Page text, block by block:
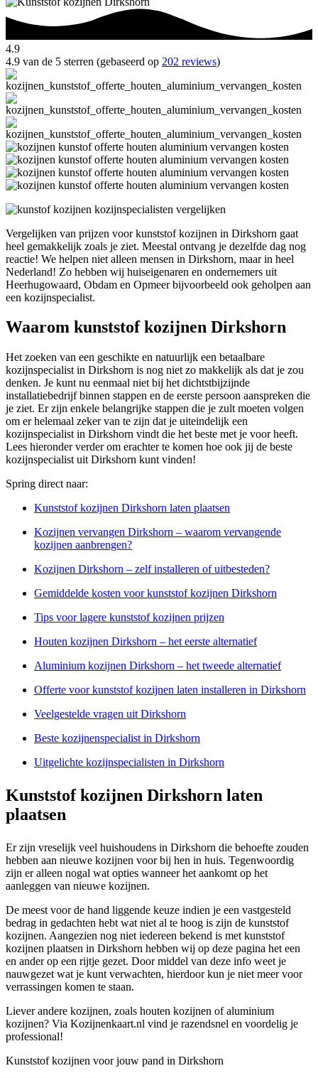
4.9
4.9 van de 5 sterren (gebaseerd op 202 reviews)
Vergelijken van prijzen voor kunststof kozijnen in Dirkshorn gaat
heel gemakkelijk zoals je ziet. Meestal ontvang je dezelfde dag nog
reactie! We helpen niet alleen mensen in Dirkshorn, maar in heel
Nederland! Zo hebben wij huiseigenaren en ondernemers uit
Heerhugowaard, Obdam en Opmeer bijvoorbeeld ook geholpen aan
een kozijnspecialist.
Waarom kunststof kozijnen Dirkshorn
Het zoeken van een geschikte en natuurlijk een betaalbare
kozijnspecialist in Dirkshorn is nog niet zo makkelijk als dat je zou
denken. Je kunt nu eenmaal niet bij het dichtstbijzijnde
installatiebedrijf binnen stappen en de eerste persoon aanspreken die
je ziet. Er zijn enkele belangrijke stappen die je zult moeten volgen
om er helemaal zeker van te zijn dat je uiteindelijk een
kozijnspecialist in Dirkshorn vindt die het beste met je voor heeft.
Lees hieronder verder om erachter te komen hoe ook jij de beste
kozijnspecialist uit Dirkshorn kunt vinden!
Spring direct naar:
Kunststof kozijnen Dirkshorn laten plaatsen
Kozijnen vervangen Dirkshorn – waarom vervangende
kozijnen aanbrengen?
Kozijnen Dirkshorn – zelf installeren of uitbesteden?
Gemiddelde kosten voor kunststof kozijnen Dirkshorn
Tips voor lagere kunststof kozijnen prijzen
Houten kozijnen Dirkshorn – het eerste alternatief
Aluminium kozijnen Dirkshorn – het tweede alternatief
Offerte voor kunststof kozijnen laten installeren in Dirkshorn
Veelgestelde vragen uit Dirkshorn
Beste kozijnenspecialist in Dirkshorn
Uitgelichte kozijnspecialisten in Dirkshorn
Kunststof kozijnen Dirkshorn laten
plaatsen
Er zijn vreselijk veel huishoudens in Dirkshorn die behoefte zouden
hebben aan nieuwe kozijnen voor bij hen in huis. Tegenwoordig
zijn er alleen nogal wat opties wanneer het aankomt op het
aanleggen van nieuwe kozijnen.
De meest voor de hand liggende keuze indien je een vastgesteld
bedrag in gedachten hebt wat niet al te hoog is zijn de kunststof
kozijnen. Aangezien nog niet iedereen bekend is met kunststof
kozijnen plaatsen in Dirkshorn hebben wij op deze pagina het een
en ander op een rijtje gezet. Door middel van deze info weet je
nauwgezet wat je kunt verwachten, hierdoor kun je niet meer voor
verrassingen komen te staan.
Liever andere kozijnen, zoals houten kozijnen of aluminium
kozijnen? Via Kozijnenkaart.nl vind je razendsnel en voordelig je
professional!
Kunststof kozijnen voor jouw pand in Dirkshorn